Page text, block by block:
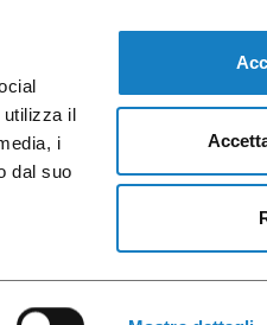
utilizza il
i
dal suo